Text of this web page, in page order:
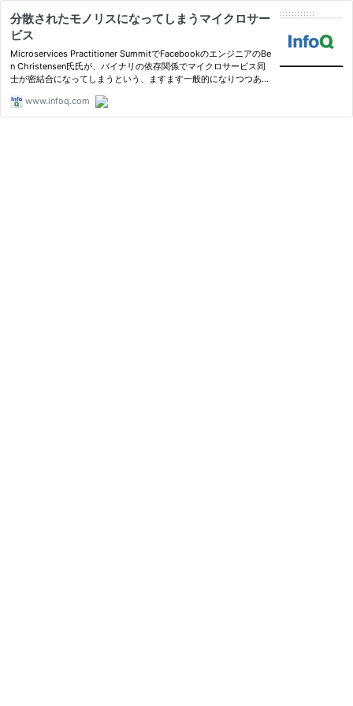
分散されたモノリスになってしまうマイクロサー
ビス
Microservices Practitioner SummitでFacebookのエンジニアのBe
n Christensen氏氏が、バイナリの依存関係でマイクロサービス同
士が密結合になってしまうという、ますます一般的になりつつある
www.infoq.com